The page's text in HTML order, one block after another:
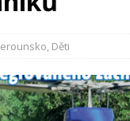
, Děti